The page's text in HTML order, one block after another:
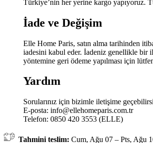
Türkiye’nin her yerine kargo yapıyoruz.
İade ve Değişim
Elle Home Paris, satın alma tarihinden
iadesini kabul eder. İadeniz genellikle bir
yöntemine geri ödeme yapılması için
Yardım
Sorularınız için bizimle iletişime
E-posta: info@ellehomeparis.com.tr
Telefon: 0850 420 3553 (ELLE)
Tahmini teslim: Cum, Ağu 07 – Pts, Ağu